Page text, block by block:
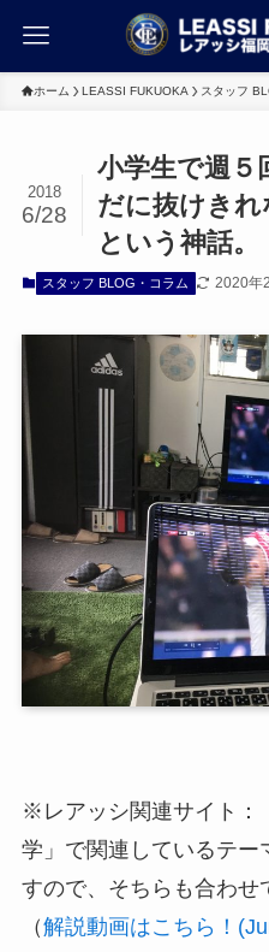
ホーム LEASSI FUKUOKA スタッフ
小学生で週５
だに抜けき
という神話。
2018
6/28
スタッフ BLOG・コラム 2020年
※レアッシ関連サイト：
学」で関連しているテー
すので、そちらも合わせ
（解説動画はこちら！